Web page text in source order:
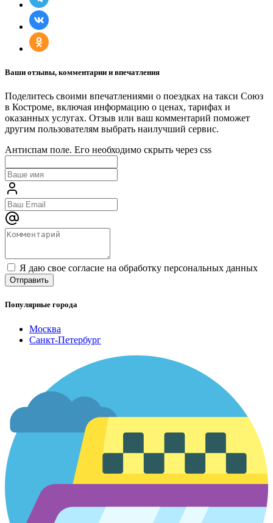
Ваши отзывы, комментарии и впечатления
Поделитесь своими впечатлениями о поездках на такси Союз
в Костроме, включая информацию о ценах, тарифах и
оказанных услугах. Отзыв или ваш комментарий поможет
другим пользователям выбрать наилучший сервис.
Антиспам поле. Его необходимо скрыть через css
Я даю свое согласие на обработку персональных данных
Популярные города
Москва
Санкт-Петербург